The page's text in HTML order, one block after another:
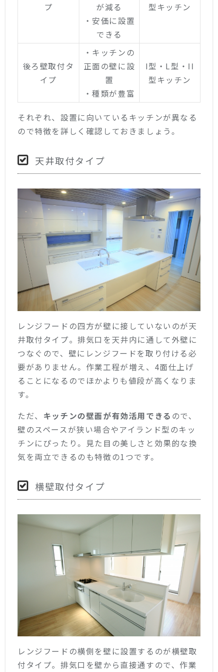
プ
が減る
・安価に設置
できる
型キッチン
後ろ壁取付タ
イプ
・キッチンの
正面の壁に設
置
・種類が豊富
I型・L型・II
型キッチン
それぞれ、設置に向いているキッチンが異なる
ので特徴を詳しく確認しておきましょう。
天井取付タイプ
レンジフードの四方が壁に接していないのが天
井取付タイプ。排気口を天井内に通して外壁に
つなぐので、壁にレンジフードを取り付ける必
要がありません。作業工程が増え、4面仕上げ
ることになるのでほかよりも値段が高くなりま
す。
ただ、 キッチンの壁面が有効活用できる ので、
壁のスペースが狭い場合やアイランド型のキッ
チンにぴったり。見た目の美しさと効果的な換
気を両立できるのも特徴の1つです。
横壁取付タイプ
レンジフードの横側を壁に設置するのが横壁取
付タイプ。排気口を壁から直接通すので、作業